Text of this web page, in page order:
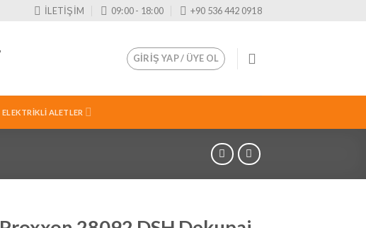
İLETİŞİM 09:00 - 18:00 +90 536 442 0918
GIRIŞ YAP / ÜYE OL
ELEKTRIKLI ALETLER